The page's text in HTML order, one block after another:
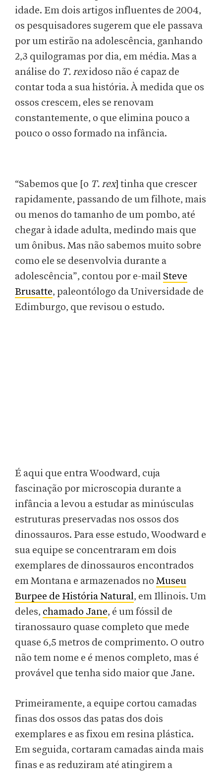
idade. Em dois artigos influentes de 2004,
os pesquisadores sugerem que ele passava
por um estirão na adolescência, ganhando
2,3 quilogramas por dia, em média. Mas a
análise do T. rexidoso não é capaz de
contar toda a sua história. À medida que os
ossos crescem, eles se renovam
constantemente, o que elimina pouco a
pouco o osso formado na infância.
“Sabemos que [o T. rex] tinha que crescer
rapidamente, passando de um filhote, mais
ou menos do tamanho de um pombo, até
chegar à idade adulta, medindo mais que
um ônibus. Mas não sabemos muito sobre
como ele se desenvolvia durante a
adolescência”, contou por e-mail Steve
Brusatte, paleontólogo da Universidade de
Edimburgo, que revisou o estudo.
É aqui que entra Woodward, cuja
fascinação por microscopia durante a
infância a levou a estudar as minúsculas
estruturas preservadas nos ossos dos
dinossauros. Para esse estudo, Woodward e
sua equipe se concentraram em dois
exemplares de dinossauros encontrados
em Montana e armazenados no Museu
Burpee de História Natural, em Illinois. Um
deles, chamado Jane, é um fóssil de
tiranossauro quase completo que mede
quase 6,5 metros de comprimento. O outro
não tem nome e é menos completo, mas é
provável que tenha sido maior que Jane.
Primeiramente, a equipe cortou camadas
finas dos ossos das patas dos dois
exemplares e as fixou em resina plástica.
Em seguida, cortaram camadas ainda mais
finas e as reduziram até atingirem a